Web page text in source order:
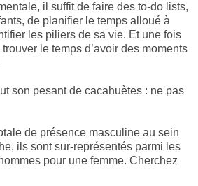
il suffit de faire des to-do lists,
de planifier le temps alloué à
les piliers de sa vie. Et une fois
le temps d’avoir des moments
son pesant de cacahuètes : ne pas
de présence masculine au sein
ils sont sur-représentés parmi les
pour une femme. Cherchez